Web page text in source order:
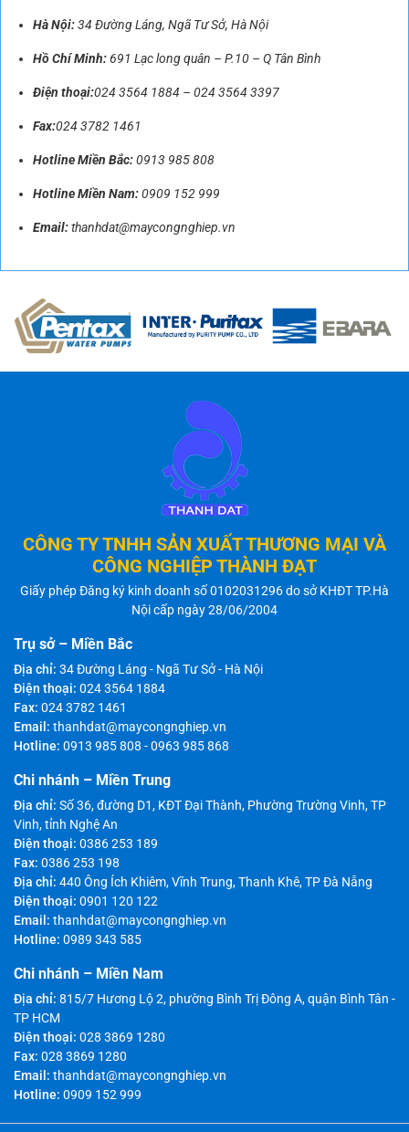
Hà Nội:34 Đường Láng, Ngã Tư Sở, Hà Nội
Hồ Chí Minh:691 Lạc long quân – P.10 – Q Tân Bình
Điện thoại:024 3564 1884 – 024 3564 3397
Fax:024 3782 1461
Hotline Miền Bắc:0913 985 808
Hotline Miền Nam:0909 152 999
Email:thanhdat@maycongnghiep.vn
CÔNG TY TNHH SẢN XUẤT THƯƠNG MẠI VÀ
CÔNG NGHIỆP THÀNH ĐẠT
Giấy phép Đăng ký kinh doanh số 0102031296 do sở KHĐT TP.Hà
Nội cấp ngày 28/06/2004
Trụ sở – Miền Bắc
Địa chỉ: 34 Đường Láng - Ngã Tư Sở - Hà Nội
Điện thoại: 024 3564 1884
Fax: 024 3782 1461
Email: thanhdat@maycongnghiep.vn
Hotline: 0913 985 808 -0963 985 868
Chi nhánh – Miền Trung
Địa chỉ: Số 36, đường D1, KĐT Đại Thành, Phường Trường Vinh, TP
Vinh, tỉnh Nghệ An
Điện thoại: 0386 253 189
Fax: 0386 253 198
Địa chỉ: 440 Ông Ích Khiêm, Vĩnh Trung, Thanh Khê, TP Đà Nẵng
Điện thoại: 0901 120 122
Email: thanhdat@maycongnghiep.vn
Hotline: 0989 343 585
Chi nhánh – Miền Nam
Địa chỉ: 815/7 Hương Lộ 2, phường Bình Trị Đông A, quận Bình Tân -
TP HCM
Điện thoại: 028 3869 1280
Fax: 028 3869 1280
Email: thanhdat@maycongnghiep.vn
Hotline: 0909 152 999